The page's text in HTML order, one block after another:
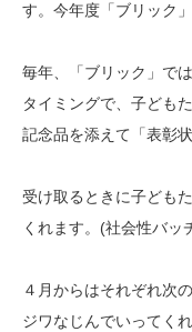
す。今年度「ブリック
毎年、「ブリック」で
タイミングで、子ども
記念品を添えて「表彰
受け取るときに子ども
くれます。(社会性バッ
４月からはそれぞれ次
ジワなじんでいってく